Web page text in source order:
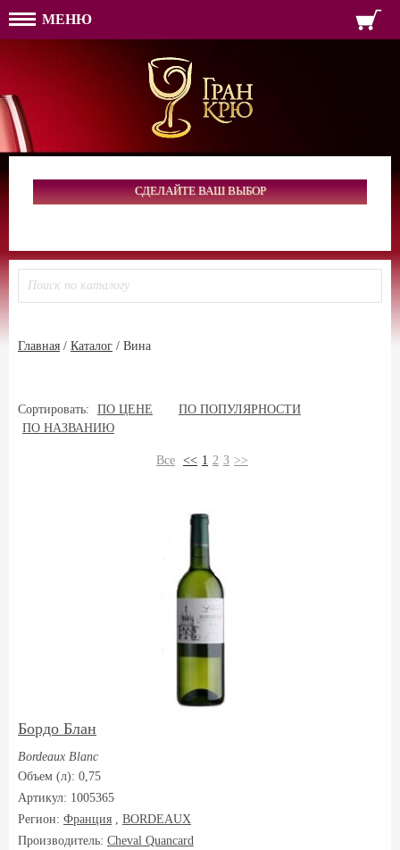
МЕНЮ
ПАРОЛЬ
ВОЙТИ
ФОРМА ОБРАТНОЙ
ТЕЛЕФОН:
ИМЯ
ПАРОЛЬ
РЕГИСТРАЦИЯ
СДЕЛАЙТЕ ВАШ ВЫБОР
Главная / Каталог / Вина
Сортировать: ПО ЦЕНЕ
ПО ПОПУЛЯРНОСТИ
ПО НАЗВАНИЮ
Все << 1 2 3 >>
Бордо Блан
Bordeaux Blanc
Объем (л): 0,75
Артикул: 1005365
Регион: Франция , BORDEAUX
Производитель: Cheval Quancard